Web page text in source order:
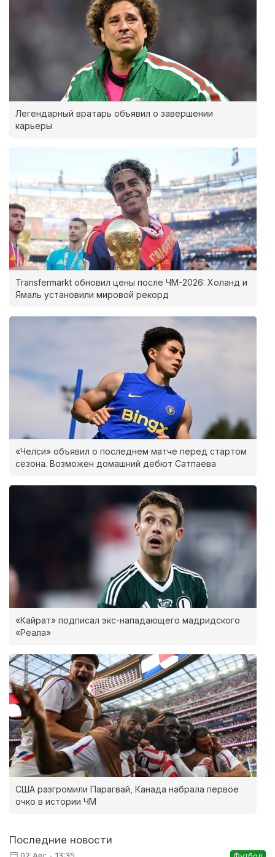
Легендарный вратарь объявил о завершении
карьеры
Transfermarkt обновил цены после ЧМ-2026: Холанд и
Ямаль установили мировой рекорд
«Челси» объявил о последнем матче перед стартом
сезона. Возможен домашний дебют Сатпаева
«Кайрат» подписал экс-нападающего мадридского
«Реала»
США разгромили Парагвай, Канада набрала первое
очко в истории ЧМ
Последние новости
02 Авг - 13:35